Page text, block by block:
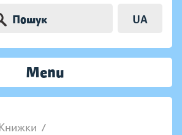
Пошук UA
Menu
Книжки /